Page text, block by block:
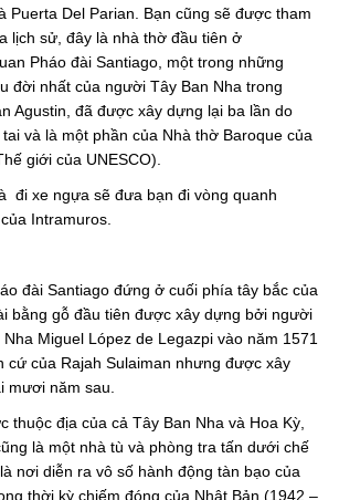
Puerta Del Parian. Bạn cũng sẽ được tham
lịch sử, đây là nhà thờ đầu tiên ở
Pháo đài Santiago, một trong những
đời nhất của người Tây Ban Nha trong
Agustin, đã được xây dựng lại ba lần do
và là một phần của Nhà thờ Baroque của
giới của UNESCO).
đi xe ngựa sẽ đưa bạn đi vòng quanh
Intramuros.
đài Santiago đứng ở cuối phía tây bắc của
bằng gỗ đầu tiên được xây dựng bởi người
Miguel López de Legazpi vào năm 1571
cứ của Rajah Sulaiman nhưng được xây
mươi năm sau.
thuộc địa của cả Tây Ban Nha và Hoa Kỳ,
là một nhà tù và phòng tra tấn dưới chế
nơi diễn ra vô số hành động tàn bạo của
thời kỳ chiếm đóng của Nhật Bản (1942 –